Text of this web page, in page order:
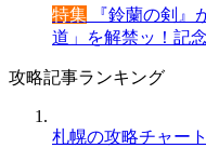
特集 『鈴蘭の剣』
道」を解禁ッ！記
攻略記事ランキング
札幌の攻略チャート